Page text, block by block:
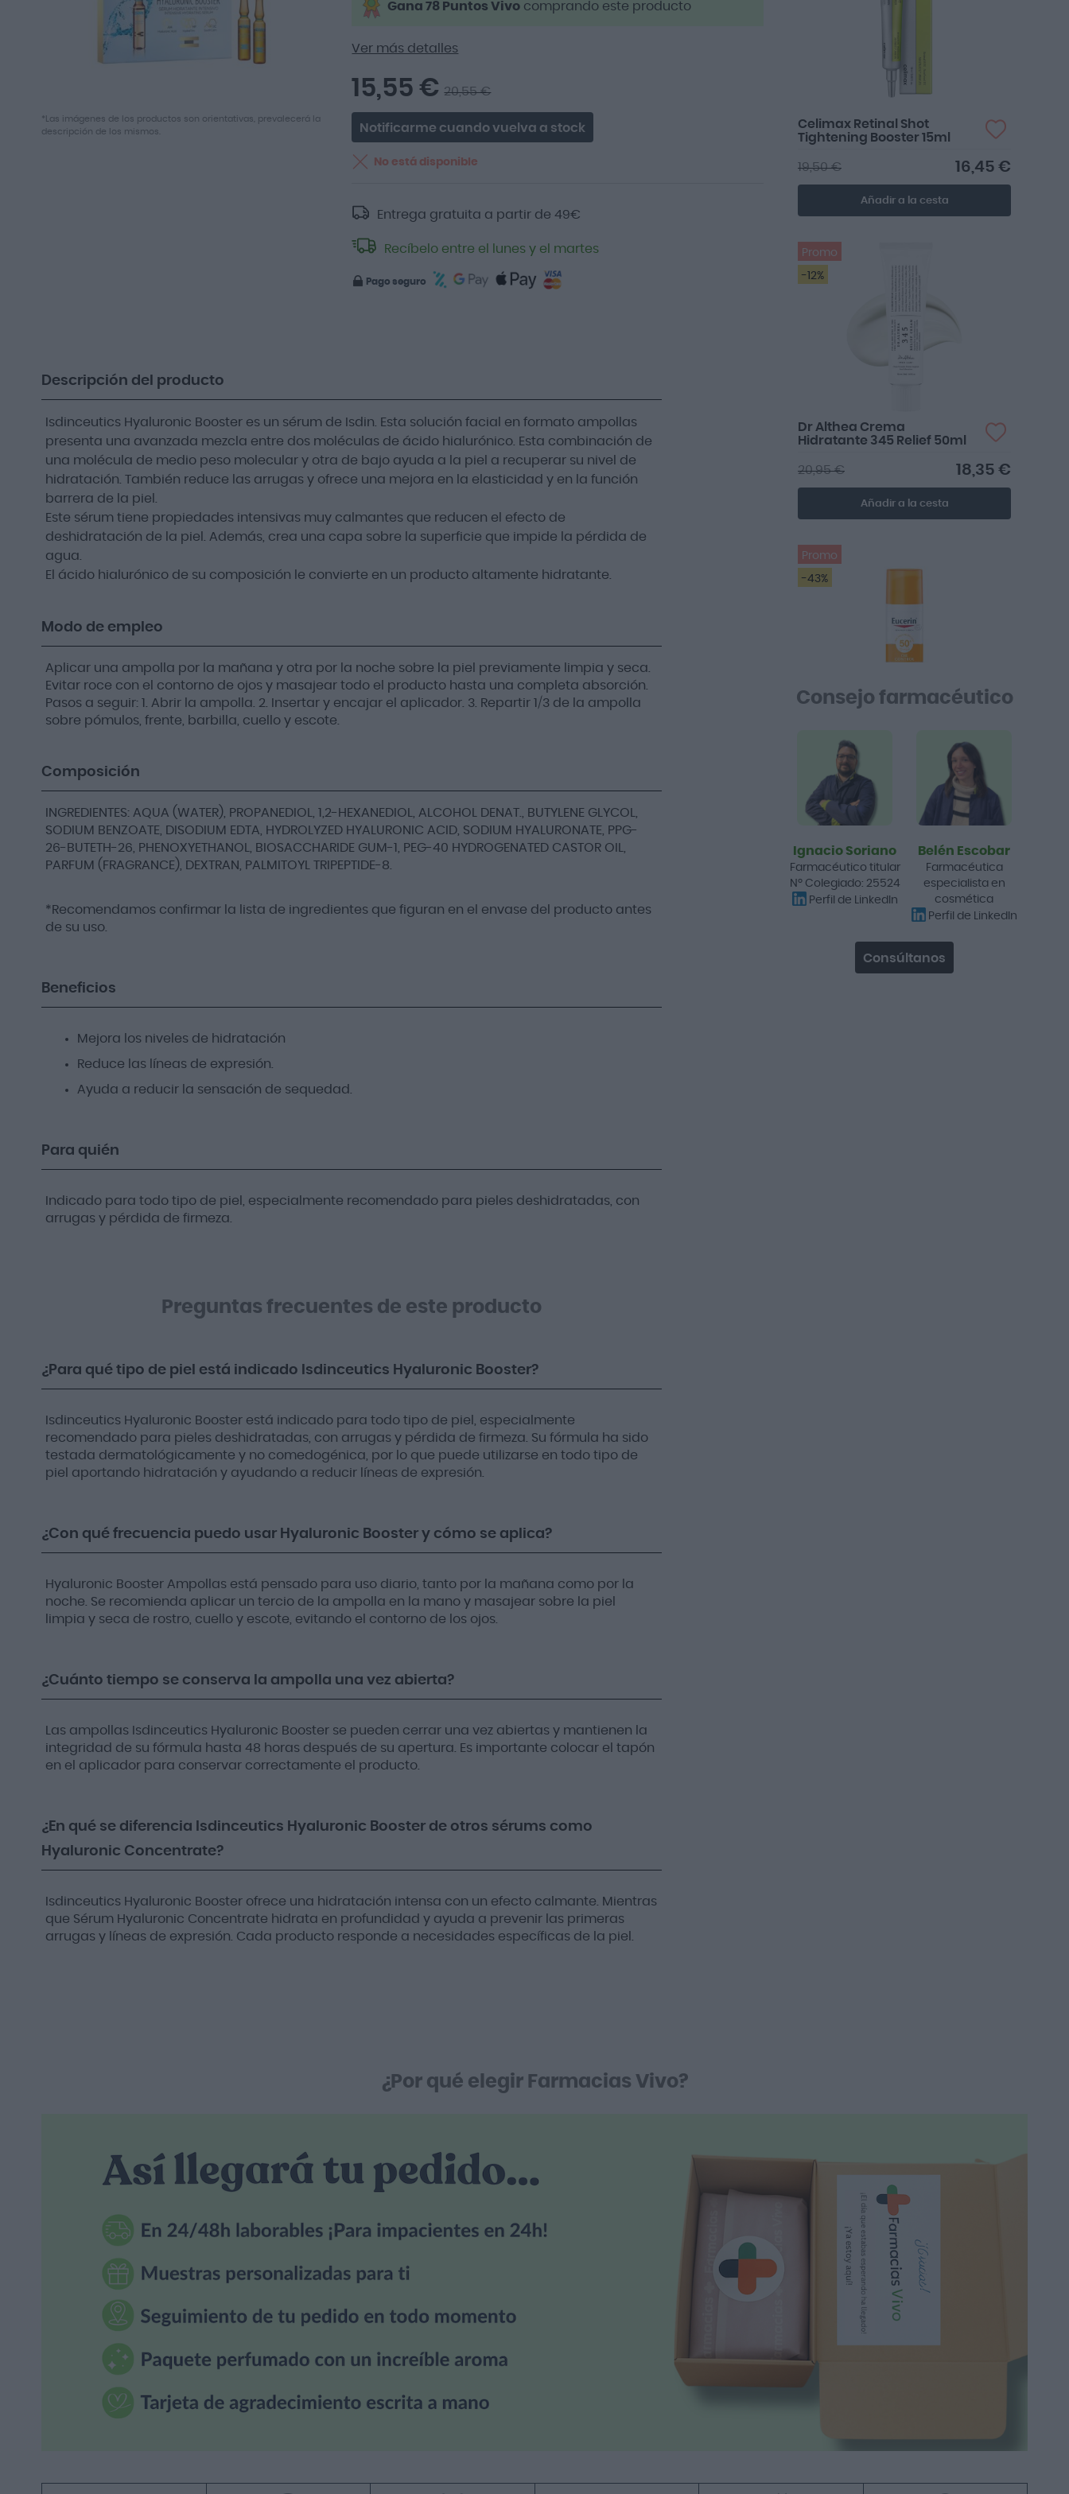
*Las imágenes de los productos son orientativas, prevalecerá la
descripción de los mismos.
Gana 78 Puntos Vivo comprando este producto
Ver más detalles
15,55 € 20,55 €
Notificarme cuando vuelva a stock
No está disponible
Entrega gratuita a partir de49€
Recíbelo entre el lunes y el martes
Pago seguro
Celimax Retinal Shot
Tightening Booster 15ml
16,45 €
19,50 €
Añadir a la cesta
Promo
-12%
Dr Althea Crema
Hidratante 345 Relief 50ml
18,35 €
20,95 €
Añadir a la cesta
Promo
-43%
Control Dry Touch Gel
Crema SPF50+ 50ml
10,70 €
18,65 €
Añadir a la cesta
Promo
-15%
Es la segunda vez que los compro y
Descripción del producto
Isdinceutics Hyaluronic Booster es un sérum de Isdin. Esta solución facial en formato ampollas
presenta una avanzada mezcla entre dos moléculas de ácido hialurónico. Esta combinación de
una molécula de medio peso molecular y otra de bajo ayuda a la piel a recuperar su nivel de
hidratación. También reduce las arrugas y ofrece una mejora en la elasticidad y en la función
barrera de la piel.
Este sérum tiene propiedades intensivas muy calmantes que reducen el efecto de
deshidratación de la piel. Además, crea una capa sobre la superficie que impide la pérdida de
agua.
El ácido hialurónico de su composición le convierte en un producto altamente hidratante.
Modo de empleo
Aplicar una ampolla por la mañana y otra por la noche sobre la piel previamente limpia y seca.
Evitar roce con el contorno de ojos y masajear todo el producto hasta una completa absorción.
Pasos a seguir: 1. Abrir la ampolla. 2. Insertar y encajar el aplicador. 3. Repartir 1/3 de la ampolla
sobre pómulos, frente, barbilla, cuello y escote.
Composición
INGREDIENTES: AQUA (WATER), PROPANEDIOL, 1,2-HEXANEDIOL, ALCOHOL DENAT., BUTYLENE GLYCOL,
SODIUM BENZOATE, DISODIUM EDTA, HYDROLYZED HYALURONIC ACID, SODIUM HYALURONATE, PPG-
26-BUTETH-26, PHENOXYETHANOL, BIOSACCHARIDE GUM-1, PEG-40 HYDROGENATED CASTOR OIL,
PARFUM (FRAGRANCE), DEXTRAN, PALMITOYL TRIPEPTIDE-8.
*Recomendamos confirmar la lista de ingredientes que figuran en el envase del producto antes
de su uso.
Beneficios
Mejora los niveles de hidratación
Reduce las líneas de expresión.
Ayuda a reducir la sensación de sequedad.
Para quién
Indicado para todo tipo de piel, especialmente recomendado para pieles deshidratadas, con
arrugas y pérdida de firmeza.
Preguntas frecuentes de este producto
¿Para qué tipo de piel está indicado Isdinceutics Hyaluronic Booster?
Isdinceutics Hyaluronic Booster está indicado para todo tipo de piel, especialmente
recomendado para pieles deshidratadas, con arrugas y pérdida de firmeza. Su fórmula ha sido
testada dermatológicamente y no comedogénica, por lo que puede utilizarse en todo tipo de
piel aportando hidratación y ayudando a reducir líneas de expresión.
¿Con qué frecuencia puedo usar Hyaluronic Booster y cómo se aplica?
Hyaluronic Booster Ampollas está pensado para uso diario, tanto por la mañana como por la
noche. Se recomienda aplicar un tercio de la ampolla en la mano y masajear sobre la piel
limpia y seca de rostro, cuello y escote, evitando el contorno de los ojos.
¿Cuánto tiempo se conserva la ampolla una vez abierta?
Las ampollas Isdinceutics Hyaluronic Booster se pueden cerrar una vez abiertas y mantienen la
integridad de su fórmula hasta 48 horas después de su apertura. Es importante colocar el tapón
en el aplicador para conservar correctamente el producto.
¿En qué se diferencia Isdinceutics Hyaluronic Booster de otros sérums como
Hyaluronic Concentrate?
Isdinceutics Hyaluronic Booster ofrece una hidratación intensa con un efecto calmante. Mientras
que Sérum Hyaluronic Concentrate hidrata en profundidad y ayuda a prevenir las primeras
arrugas y líneas de expresión. Cada producto responde a necesidades específicas de la piel.
Consejo farmacéutico
Ignacio Soriano
Farmacéutico titular
Nº Colegiado: 25524
Perfil de LinkedIn
Belén Escobar
Farmacéutica
especialista en
cosmética
Perfil de LinkedIn
Consúltanos
¿Por qué elegir Farmacias Vivo?